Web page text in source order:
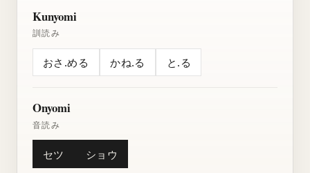
Kunyomi
訓読み
おさ.める かね.る と.る
Onyomi
音読み
セツ ショウ